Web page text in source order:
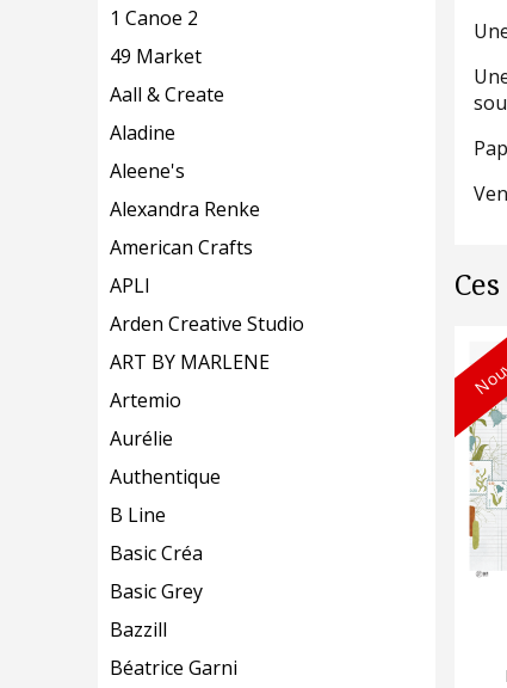
1 Canoe 2
49 Market
Aall & Create
Aladine
Aleene's
Alexandra Renke
American Crafts
APLI
Arden Creative Studio
ART BY MARLENE
Artemio
Aurélie
Authentique
B Line
Basic Créa
Basic Grey
Bazzill
Béatrice Garni